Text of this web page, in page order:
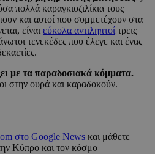
πολλά καραγκιοζιλίκια τους
και αυτοί που συμμετέχουν στα
είναι εύκολα αντιληπτοί τρεις
τενεκέδες που έλεγε και ένας
με τα παραδοσιακά κόμματα.
στην ουρά και καραδοκούν.
στο Google News και μάθετε
Κύπρο και τον κόσμο